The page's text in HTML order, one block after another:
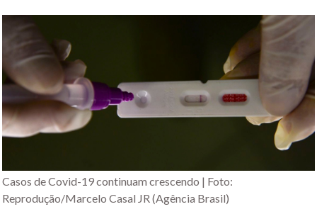
Casos de Covid-19 continuam crescendo | Foto:
Reprodução/Marcelo Casal JR (Agência Brasil)